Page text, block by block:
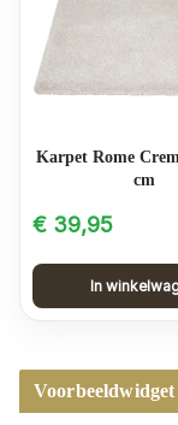
Karpet Rome
cm
€ 39,95
In
Voorbeeldwidget